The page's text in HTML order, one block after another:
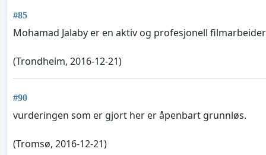
#85
Mohamad Jalaby er en aktiv og profesjonell
(Trondheim, 2016-12-21)
#90
vurderingen som er gjort her er åpenbart grunnløs.
(Tromsø, 2016-12-21)